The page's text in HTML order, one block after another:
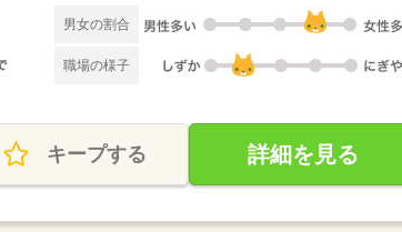
男女の割合
職場の様子
キープする 詳細を見る